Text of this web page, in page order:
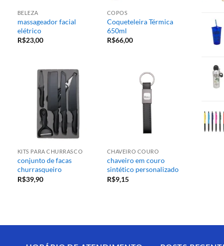
BELEZA
massageador facial
elétrico
R$23,00
COPOS
Coqueteleira Térmica
650ml
R$66,00
KITS PARA CHURRASCO
conjunto de facas
churrasqueiro
R$39,90
CHAVEIRO COURO
chaveiro em couro
sintético personalizado
R$9,15